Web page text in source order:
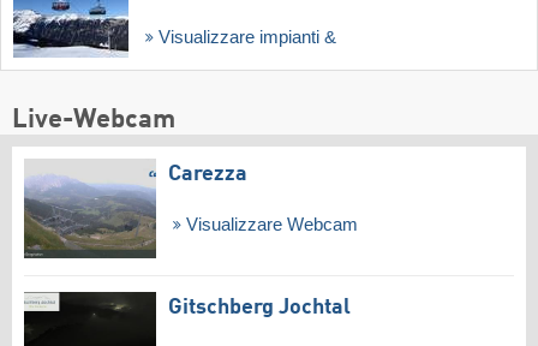
Visualizzare impianti &
Live-Webcam
Carezza
Visualizzare Webcam
Gitschberg Jochtal